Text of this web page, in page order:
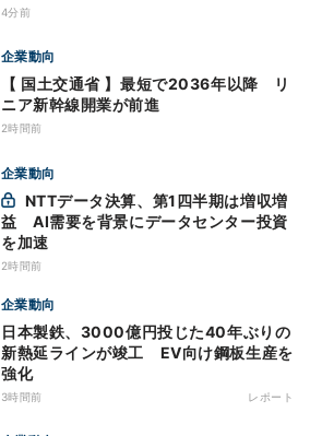
4分前
企業動向
【 国土交通省 】最短で2036年以降 リ
ニア新幹線開業が前進
2時間前
企業動向
益 AI需要を背景にデータセンター投資
を加速
2時間前
企業動向
日本製鉄、3000億円投じた40年ぶりの
新熱延ラインが竣工 EV向け鋼板生産を
強化
3時間前 レポート